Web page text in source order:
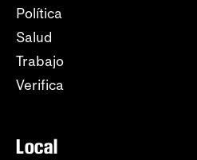
Política
Salud
Trabajo
Verifica
Local